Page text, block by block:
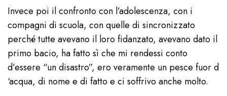
Invece poi il confronto con l’adolescenza, con i
compagni di scuola, con quelle di sincronizzato
perché tutte avevano il loro fidanzato, avevano dato il
primo bacio, ha fatto sì che mi rendessi conto
d’essere “un disastro”, ero veramente un pesce fuor d
‘acqua, di nome e di fatto e ci soffrivo anche molto.